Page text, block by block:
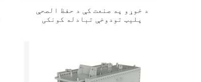
د خوړو په صنعت کې د حفظ الصحې
پلیټ تودوخې تبادله کونکی